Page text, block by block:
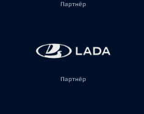
Партнёр
Партнёр